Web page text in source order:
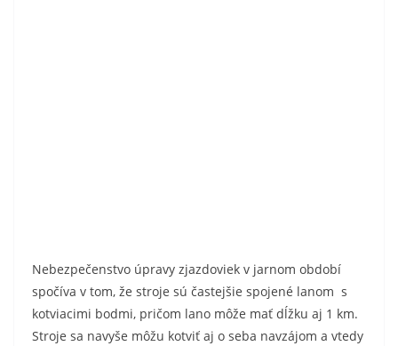
Nebezpečenstvo úpravy zjazdoviek v jarnom období
spočíva v tom, že stroje sú častejšie spojené lanom s
kotviacimi bodmi, pričom lano môže mať dĺžku aj 1 km.
Stroje sa navyše môžu kotviť aj o seba navzájom a vtedy